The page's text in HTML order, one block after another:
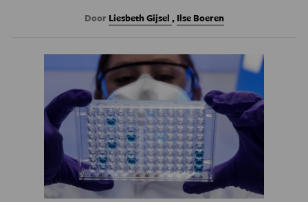
Door Liesbeth Gijsel , Ilse Boeren